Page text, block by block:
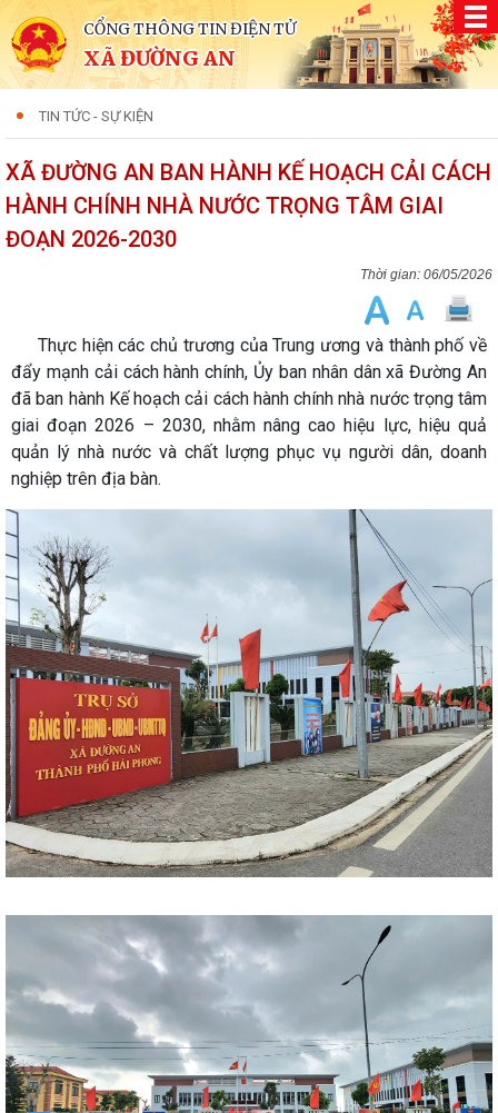
CỔNG THÔNG TIN ĐIỆN TỬ
XÃ ĐƯỜNG AN
TIN TỨC - SỰ KIỆN
XÃ ĐƯỜNG AN BAN HÀNH KẾ HOẠCH CẢI CÁCH
HÀNH CHÍNH NHÀ NƯỚC TRỌNG TÂM GIAI
ĐOẠN 2026-2030
06/05/2026
Thực hiện các chủ trương của Trung ương và thành phố về
đẩy mạnh cải cách hành chính, Ủy ban nhân dân xã Đường An
đã ban hành Kế hoạch cải cách hành chính nhà nước trọng tâm
giai đoạn 2026 – 2030, nhằm nâng cao hiệu lực, hiệu quả
quản lý nhà nước và chất lượng phục vụ người dân, doanh
nghiệp trên địa bàn.